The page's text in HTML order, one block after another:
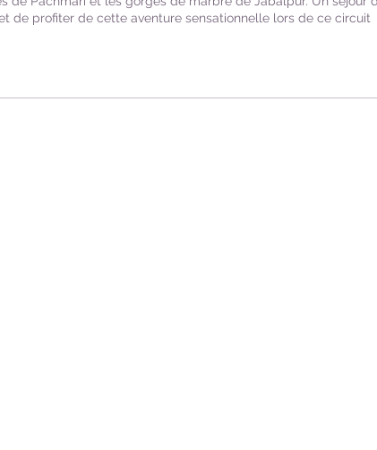
de profiter de cette aventure sensationnelle lors de ce circuit